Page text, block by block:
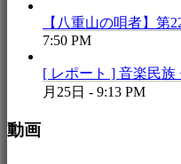
【八重山の唄者】
7:50 PM
[ レポート ] 音楽民族
月25日 - 9:13 PM
動画